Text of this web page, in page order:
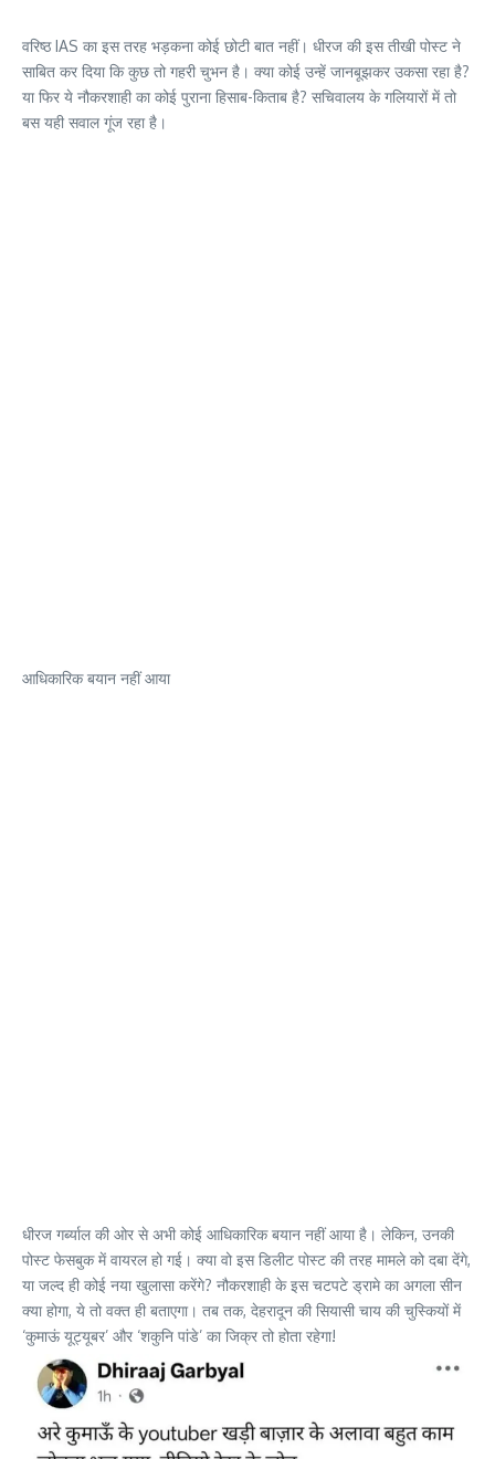
वरिष्ठ IAS का इस तरह भड़कना कोई छोटी बात नहीं। धीरज की इस तीखी पोस्ट ने
साबित कर दिया कि कुछ तो गहरी चुभन है। क्या कोई उन्हें जानबूझकर उकसा रहा है?
या फिर ये नौकरशाही का कोई पुराना हिसाब-किताब है? सचिवालय के गलियारों में तो
बस यही सवाल गूंज रहा है।
आधिकारिक बयान नहीं आया
धीरज गर्ब्याल की ओर से अभी कोई आधिकारिक बयान नहीं आया है। लेकिन, उनकी
पोस्ट फेसबुक में वायरल हो गई। क्या वो इस डिलीट पोस्ट की तरह मामले को दबा देंगे,
या जल्द ही कोई नया खुलासा करेंगे? नौकरशाही के इस चटपटे ड्रामे का अगला सीन
क्या होगा, ये तो वक्त ही बताएगा। तब तक, देहरादून की सियासी चाय की चुस्कियों में
‘कुमाऊं यूट्यूबर’ और ‘शकुनि पांडे’ का जिक्र तो होता रहेगा!